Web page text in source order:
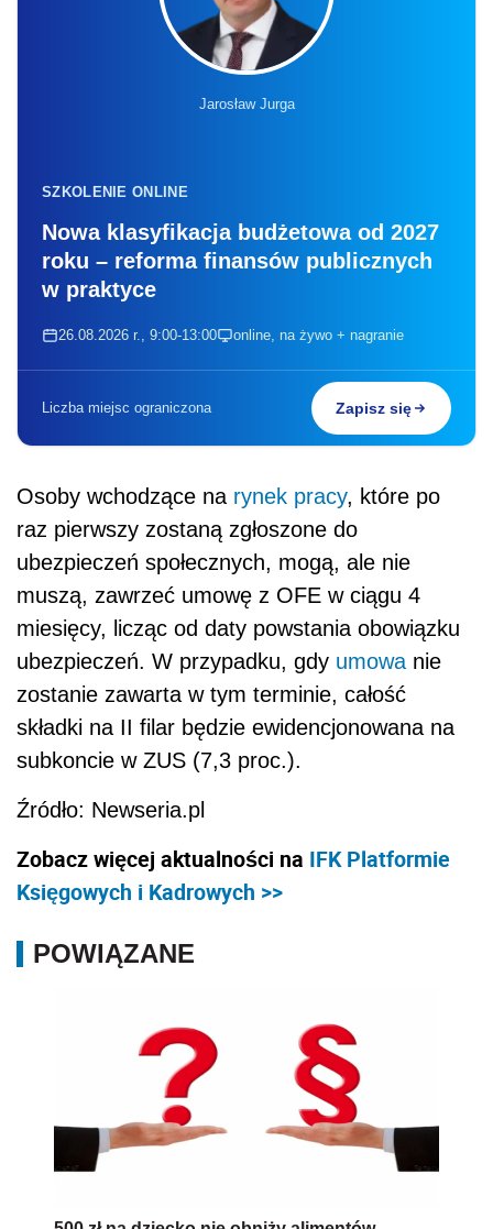
Jarosław Jurga
SZKOLENIE ONLINE
Nowa klasyfikacja budżetowa od 2027
roku – reforma finansów publicznych
w praktyce
26.08.2026 r., 9:00-13:00 online, na żywo + nagranie
Liczba miejsc ograniczona Zapisz się
Osoby wchodzące na rynek pracy, które po
raz pierwszy zostaną zgłoszone do
ubezpieczeń społecznych, mogą, ale nie
muszą, zawrzeć umowę z OFE w ciągu 4
miesięcy, licząc od daty powstania obowiązku
ubezpieczeń. W przypadku, gdy umowa nie
zostanie zawarta w tym terminie, całość
składki na II filar będzie ewidencjonowana na
subkoncie w ZUS (7,3 proc.).
Źródło: Newseria.pl
Zobacz więcej aktualności na IFK Platformie
Księgowych i Kadrowych >>
POWIĄZANE